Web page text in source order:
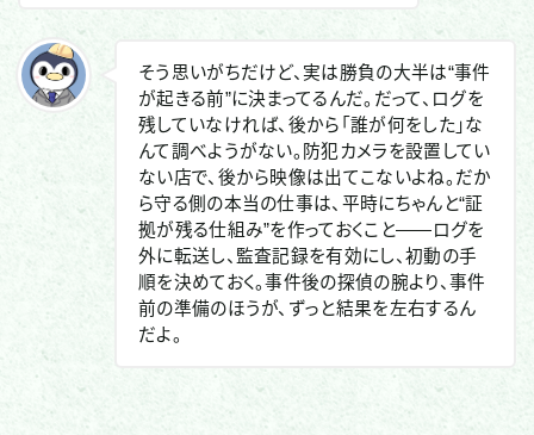
そう思いがちだけど、実は勝負の大半は“事件
が起きる前”に決まってるんだ。だって、ログを
残していなければ、後から「誰が何をした」な
んて調べようがない。防犯カメラを設置してい
ない店で、後から映像は出てこないよね。だか
ら守る側の本当の仕事は、平時にちゃんと“証
拠が残る仕組み”を作っておくこと——ログを
外に転送し、監査記録を有効にし、初動の手
順を決めておく。事件後の探偵の腕より、事件
前の準備のほうが、ずっと結果を左右するん
だよ。